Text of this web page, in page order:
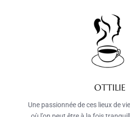
OTTILIE
Une passionnée de ces lieux de